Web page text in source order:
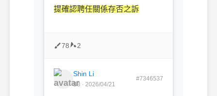
提確認聘任關係存否之訴
78 2
Shin Li
B3 · 2026/04/21
#7346537